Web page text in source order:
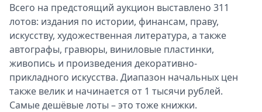
Всего на предстоящий аукцион выставлено 311
лотов: издания по истории, финансам, праву,
искусству, художественная литература, а также
автографы, гравюры, виниловые пластинки,
живопись и произведения декоративно-
прикладного искусства. Диапазон начальных цен
также велик и начинается от 1 тысячи рублей.
Самые дешёвые лоты – это тоже книжки.